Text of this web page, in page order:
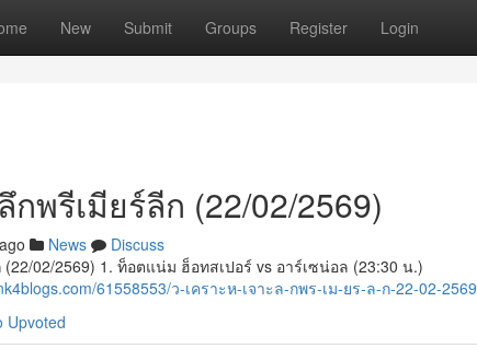
New Submit Groups Register Login
กพรีเมียร์ลีก (22/02/2569)
News
Discuss
(22/02/2569) 1. ท็อตแน่ม ฮ็อทสเปอร์ vs อาร์เซน่อล (23:30 น.)
61558553/ว-เคราะห-เจาะล-กพร-เม-ยร-ล-ก-22-02-2569
Upvoted